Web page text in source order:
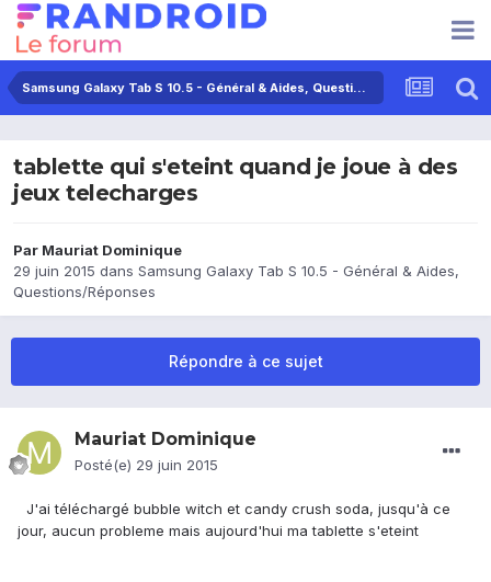
Samsung Galaxy Tab S 10.5 - Général & Aides, Questions/Réponses
tablette qui s'eteint quand je joue à des
jeux telecharges
Par Mauriat Dominique
29 juin 2015 dans Samsung Galaxy Tab S 10.5 - Général & Aides,
Questions/Réponses
Répondre à ce sujet
Mauriat Dominique
Posté(e) 29 juin 2015
J'ai téléchargé bubble witch et candy crush soda, jusqu'à ce
jour, aucun probleme mais aujourd'hui ma tablette s'eteint